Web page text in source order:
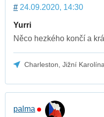
# 24.09.2020, 14:30
Yurri
Něco hezkého končí a
Charleston, Jižní
palma